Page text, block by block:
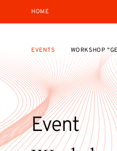
HOME
EVENTS WORKSHOP
Event